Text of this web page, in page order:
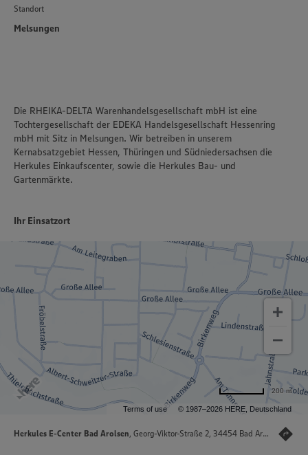
Standort
Melsungen
Die RHEIKA-DELTA Warenhandelsgesellschaft mbH ist eine
Tochtergesellschaft der EDEKA Handelsgesellschaft Hessenring
mbH mit Sitz in Melsungen. Wir betreiben in unserem
Kernabsatzgebiet Hessen, Thüringen und Südniedersachsen die
Herkules Einkaufscenter, sowie die Herkules Bau- und
Gartenmärkte.
Ihr Einsatzort
Terms of use © 1987–2026 HERE, Deutschland
200 m
Herkules E-Center Bad Arolsen, Georg-Viktor-Straße 2, 34454 Bad Arolsen